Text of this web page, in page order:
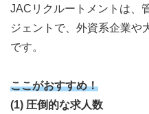
JACリクルートメントは、
ジェントで、外資系企業や
です。
ここがおすすめ！
(1) 圧倒的な求人数